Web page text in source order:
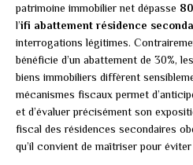
patrimoine immobilier net dépasse
l’ifi abattement résidence
interrogations légitimes.
bénéficie d’un abattement de 30%,
biens immobiliers diffèrent
mécanismes fiscaux permet
et d’évaluer précisément son
fiscal des résidences secondaires
qu’il convient de maîtriser pour